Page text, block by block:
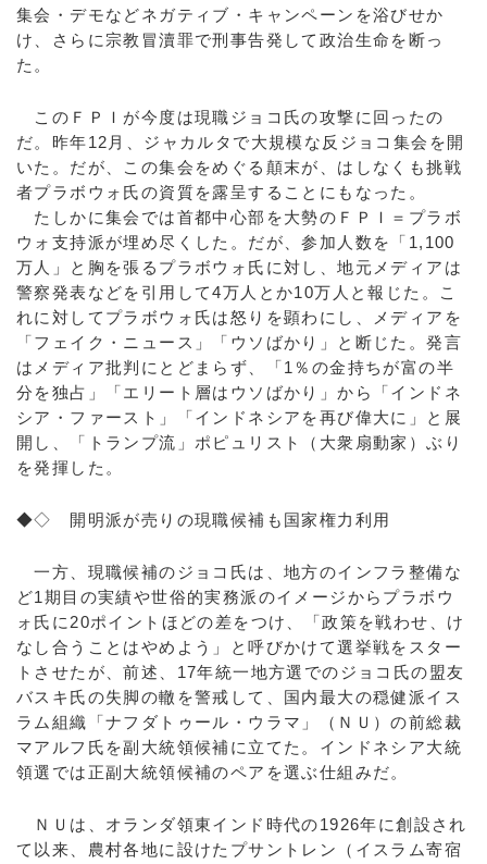
集会・デモなどネガティブ・キャンペーンを浴びせか
け、さらに宗教冒瀆罪で刑事告発して政治生命を断っ
た。
このＦＰＩが今度は現職ジョコ氏の攻撃に回ったの
だ。昨年12月、ジャカルタで大規模な反ジョコ集会を開
いた。だが、この集会をめぐる顛末が、はしなくも挑戦
者プラボウォ氏の資質を露呈することにもなった。
たしかに集会では首都中心部を大勢のＦＰＩ＝プラボ
ウォ支持派が埋め尽くした。だが、参加人数を「1,100
万人」と胸を張るプラボウォ氏に対し、地元メディアは
警察発表などを引用して4万人とか10万人と報じた。こ
れに対してプラボウォ氏は怒りを顕わにし、メディアを
「フェイク・ニュース」「ウソばかり」と断じた。発言
はメディア批判にとどまらず、「1％の金持ちが富の半
分を独占」「エリート層はウソばかり」から「インドネ
シア・ファースト」「インドネシアを再び偉大に」と展
開し、「トランプ流」ポピュリスト（大衆扇動家）ぶり
を発揮した。
◆◇ 開明派が売りの現職候補も国家権力利用
一方、現職候補のジョコ氏は、地方のインフラ整備な
ど1期目の実績や世俗的実務派のイメージからプラボウ
ォ氏に20ポイントほどの差をつけ、「政策を戦わせ、け
なし合うことはやめよう」と呼びかけて選挙戦をスター
トさせたが、前述、17年統一地方選でのジョコ氏の盟友
バスキ氏の失脚の轍を警戒して、国内最大の穏健派イス
ラム組織「ナフダトゥール・ウラマ」（ＮＵ）の前総裁
マアルフ氏を副大統領候補に立てた。インドネシア大統
領選では正副大統領候補のペアを選ぶ仕組みだ。
ＮＵは、オランダ領東インド時代の1926年に創設され
て以来、農村各地に設けたプサントレン（イスラム寄宿